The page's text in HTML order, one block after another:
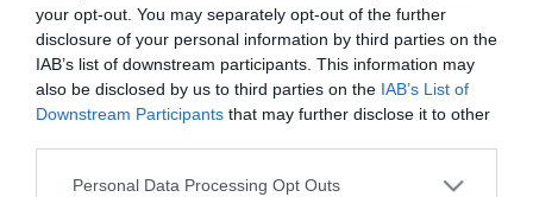
your opt-out. You may separately opt-out of the further
disclosure of your personal information by third parties on the
IAB’s list of downstream participants. This information may
also be disclosed by us to third parties on the IAB’s List of
Downstream Participants that may further disclose it to other
Please note that this website/app uses one or more Google
Personal Data Processing Opt Outs
το πρωί της Παρασκευής στο Δημοτικό Στάδιο
Πέγειας της Κύπρου, το οποίο φιλοξενεί τους
Πράσινους από τις 28 Νοεμβρίου.
Στο πρόγραμμα εντάχθηκαν οι Παλάσιος, Βέρμπιτς,
οι οποίοι ξεπέρασαν τις ενοχλήσεις που είχαν.